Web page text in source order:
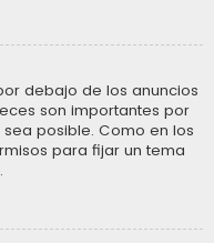
debajo de los anuncios
son importantes por
posible. Como en los
para fijar un tema